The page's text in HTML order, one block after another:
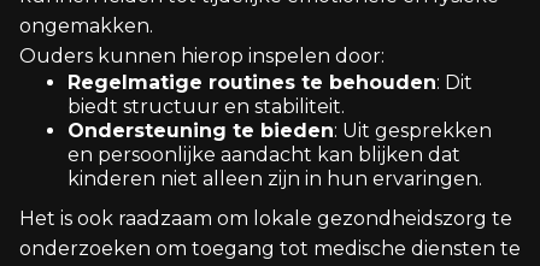
ongemakken.
Ouders kunnen hierop inspelen door:
Regelmatige routines te behouden: Dit
biedt structuur en stabiliteit.
Ondersteuning te bieden: Uit gesprekken
en persoonlijke aandacht kan blijken dat
kinderen niet alleen zijn in hun ervaringen.
Het is ook raadzaam om lokale gezondheidszorg te
onderzoeken om toegang tot medische diensten te